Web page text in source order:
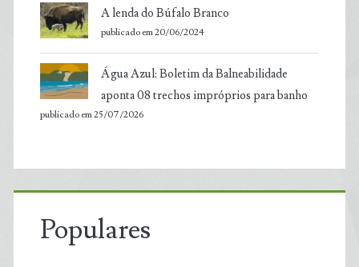
A lenda do Búfalo Branco
publicado em 20/06/2024
Água Azul: Boletim da Balneabilidade
aponta 08 trechos impróprios para banho
publicado em 25/07/2026
Populares